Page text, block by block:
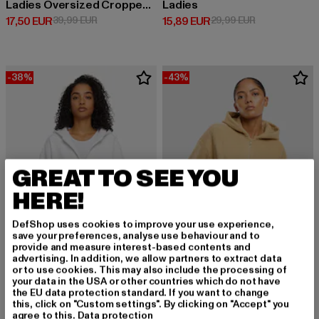
Ladies Oversized Cropped Light Terry
17,50 EUR
Derzeitiger Preis: 17,50 EUR
39,99 EURAktionspreis: 39,99 EUR
Ladies
15,89 EUR
Derzeitiger Preis: 15,89 EUR
29,99 EURAktionspreis:
-38%
URBAN CLASSICS
Cozy
24,79 EUR
Derzeitiger Preis: 24,79 EUR
39,99 EURAktionspreis: 39,99 EUR
-43%
URBAN CLASSICS
22,79 EUR
Derzeitiger Preis: 22,79 EUR
39,99 EURAktionspreis:
GREAT TO SEE YOU
HERE!
DefShop uses cookies to improve your use experience,
save your preferences, analyse use behaviour and to
provide and measure interest-based contents and
advertising. In addition, we allow partners to extract data
or to use cookies. This may also include the processing of
your data in the USA or other countries which do not have
the EU data protection standard. If you want to change
this, click on "Custom settings". By clicking on "Accept" you
agree to this. Data protection